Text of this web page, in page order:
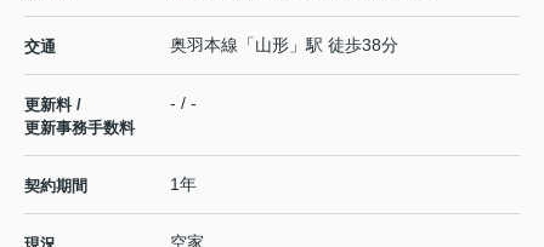
交通 奥羽本線 「山形 」駅 徒歩38分
更新料 /
更新事務手数料
- / -
契約期間 1年
空家